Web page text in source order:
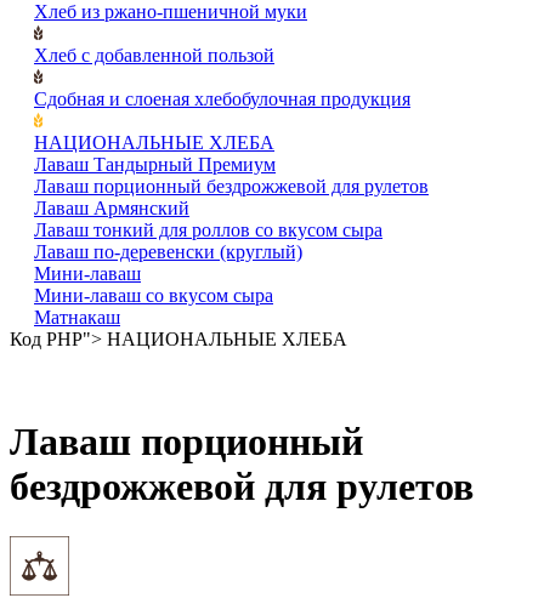
Хлеб из ржано-пшеничной муки
Хлеб с добавленной пользой
Сдобная и слоеная хлебобулочная продукция
НАЦИОНАЛЬНЫЕ ХЛЕБА
Лаваш Тандырный Премиум
Лаваш порционный бездрожжевой для рулетов
Лаваш Армянский
Лаваш тонкий для роллов со вкусом сыра
Лаваш по-деревенски (круглый)
Мини-лаваш
Мини-лаваш со вкусом сыра
Матнакаш
Код PHP"> НАЦИОНАЛЬНЫЕ ХЛЕБА
Лаваш порционный
бездрожжевой для рулетов